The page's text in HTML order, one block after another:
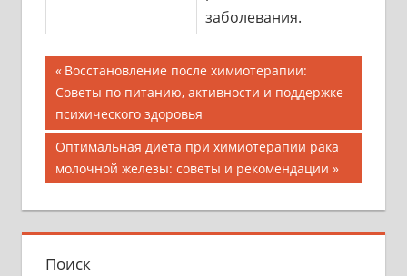
заболевания.
Навигация
по
записям
Предыдущая
запись;
Восстановление после химиотерапии:
Советы по питанию, активности и поддержке
психического здоровья
Следующая
запись:
Оптимальная диета при химиотерапии рака
молочной железы: советы и рекомендации
Поиск